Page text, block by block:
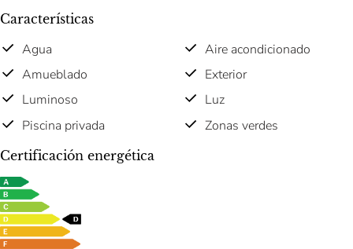
Características
Agua
Aire acondicionado
Amueblado
Exterior
Luminoso
Luz
Piscina privada
Zonas verdes
Certificación energética